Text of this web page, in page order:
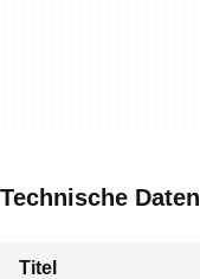
Technische Daten
Titel